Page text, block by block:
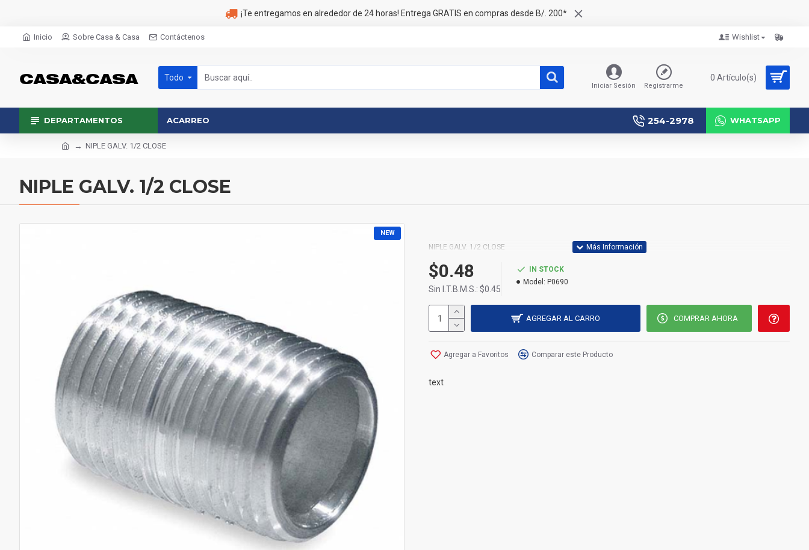
¡Te entregamos en alrededor de 24 horas! Entrega GRATIS en compras desde B/. 200*
Inicio Sobre Casa & Casa Contáctenos Wishlist
Todo
Iniciar Sesión Registrarme
0 Artículo(s)
DEPARTAMENTOS ACARREO 254-2978 WHATSAPP
NIPLE GALV. 1/2 CLOSE
NIPLE GALV. 1/2 CLOSE
NEW
NIPLE GALV. 1/2 CLOSE
$0.48
Sin I.T.B.M.S.: $0.45
IN STOCK
Model: P0690
AGREGAR AL CARRO COMPRAR AHORA
Agregar a Favoritos Comparar este Producto
text